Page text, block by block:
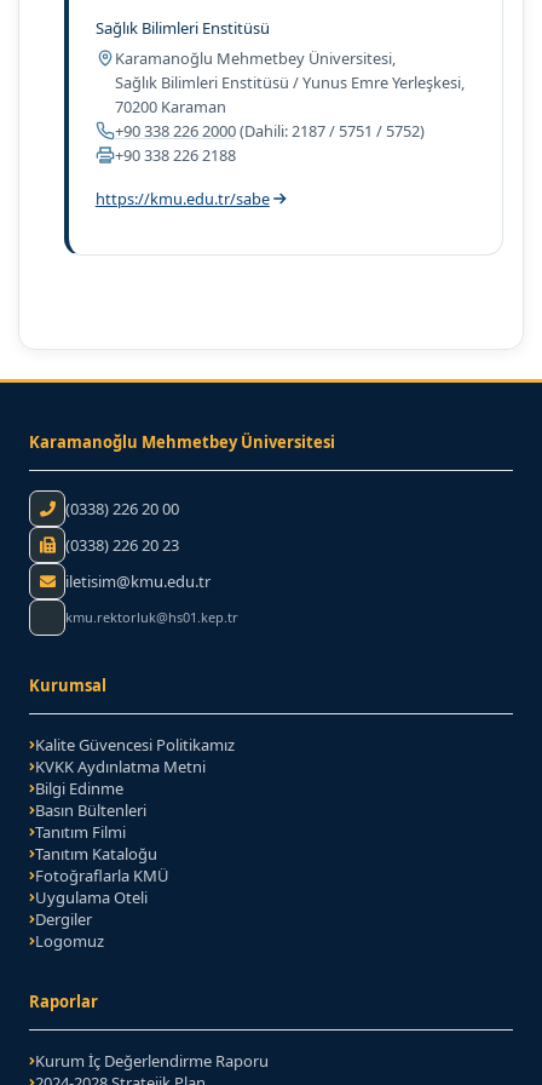
Sağlık Bilimleri Enstitüsü
Adres:
Karamanoğlu Mehmetbey Üniversitesi,
Sağlık Bilimleri Enstitüsü / Yunus Emre Yerleşkesi,
70200 Karaman
Telefon:
+90 338 226 2000(Dahili: 2187 / 5751 / 5752)
Belgegeçer:
+90 338 226 2188
https://kmu.edu.tr/sabe
Karamanoğlu Mehmetbey Üniversitesi
Telefon:
(0338) 226 20 00
Faks:
(0338) 226 20 23
iletisim@kmu.edu.tr
kmu.rektorluk@hs01.kep.tr
Kurumsal
Kalite Güvencesi Politikamız
KVKK Aydınlatma Metni
Bilgi Edinme
Basın Bültenleri
Tanıtım Filmi
Tanıtım Kataloğu
(PDF belgesi)
Fotoğraflarla KMÜ
Uygulama Oteli
Dergiler
Logomuz
Raporlar
Kurum İç Değerlendirme Raporu